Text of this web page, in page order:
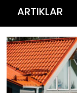
ARTIKLAR